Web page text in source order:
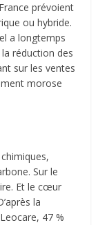
prévoient
ou hybride.
a longtemps
réduction des
sur les ventes
morose
Sur le
Et le cœur
la
47 %